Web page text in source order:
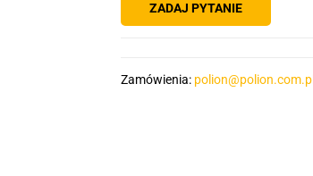
ZADAJ PYTANIE
Zamówienia: polion@polion.com.pl